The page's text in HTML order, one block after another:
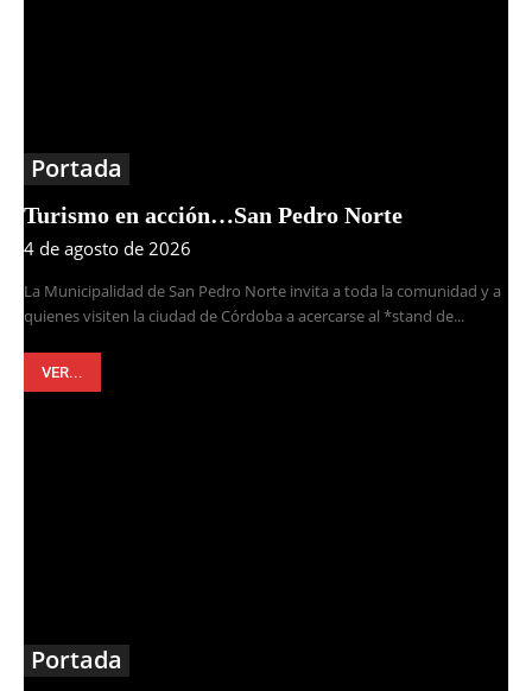
Portada
Turismo en acción…San Pedro Norte
4 de agosto de 2026
La Municipalidad de San Pedro Norte invita a toda la comunidad y a
quienes visiten la ciudad de Córdoba a acercarse al *stand de...
VER...
Portada